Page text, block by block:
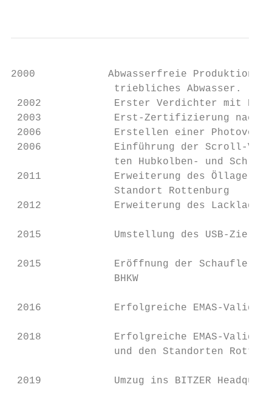
2000            Abwasserfreie Produktion
                 triebliches Abwasser.
2002            Erster Verdichter mit
2003            Erst-Zertifizierung nach
2006            Erstellen einer
2006            Einführung der Scroll-
ten Hubkolben- und
2011            Erweiterung des Öllagers
                 Standort Rottenburg
2012            Erweiterung des Lacklagers
2015            Umstellung des USB-
2015            Eröffnung der Schaufler
                 BHKW
2016            Erfolgreiche EMAS-
2018            Erfolgreiche EMAS-
und den Standorten
2019            Umzug ins BITZER